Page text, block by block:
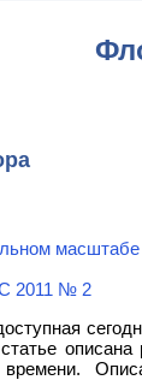
2011 № 2